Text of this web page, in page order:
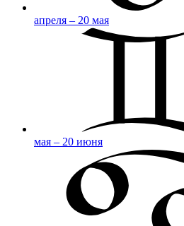
апреля – 20 мая
мая – 20 июня